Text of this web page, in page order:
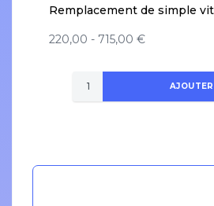
Remplacement de simple
220,00 - 715,00 €
AJOUTER